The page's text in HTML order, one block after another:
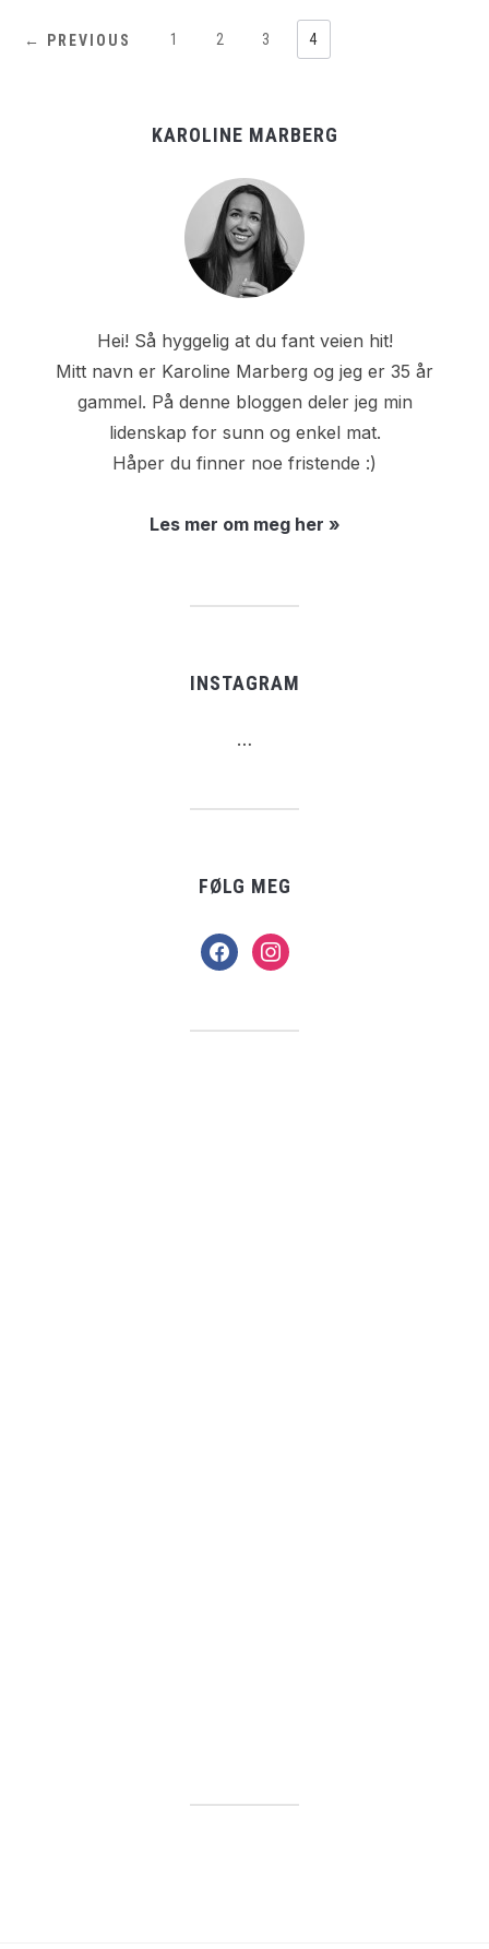
← PREVIOUS 1 2 3 4
KAROLINE MARBERG
Hei! Så hyggelig at du fant veien hit!
Mitt navn er Karoline Marberg og jeg er 35 år
gammel. På denne bloggen deler jeg min
lidenskap for sunn og enkel mat.
Håper du finner noe fristende :)
Les mer om meg her »
INSTAGRAM
…
FØLG MEG
facebookinstagram